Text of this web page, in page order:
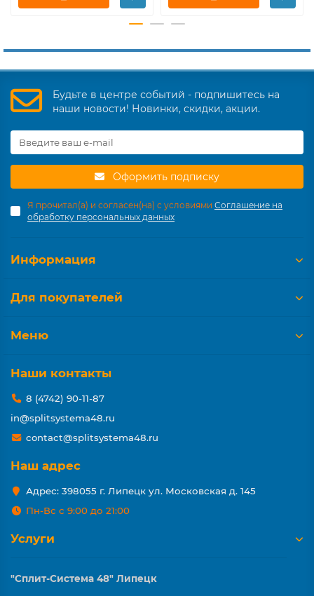
Будьте в центре событий - подпишитесь на
наши новости! Новинки, скидки, акции.
Оформить подписку
Я прочитал(а) и согласен(на) с условиями Соглашение на
обработку персональных данных
Информация
Для покупателей
Меню
Наши контакты
8 (4742) 90-11-87
in@splitsystema48.ru
contact@splitsystema48.ru
Наш адрес
Адрес: 398055 г. Липецк ул. Московская д. 145
Пн-Вс с 9:00 до 21:00
Услуги
"Сплит-Система 48" Липецк